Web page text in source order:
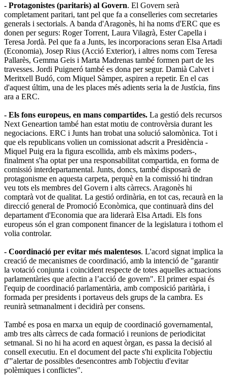
- Protagonistes (paritaris) al Govern. El Govern serà
completament paritari, tant pel que fa a conselleries com secretaries
generals i sectorials. A banda d'Aragonès, hi ha noms d'ERC que es
donen per segurs: Roger Torrent, Laura Vilagrà, Ester Capella i
Teresa Jordà. Pel que fa a Junts, les incorporacions seran Elsa Artadi
(Economia), Josep Rius (Acció Exterior), i altres noms com Teresa
Pallarès, Gemma Geis i Marta Madrenas també formen part de les
travesses. Jordi Puigneró també es dona per segur. Damià Calvet i
Meritxell Budó, com Miquel Sàmper, aspiren a repetir. En el cas
d'aquest últim, una de les places més adients seria la de Justícia, fins
ara a ERC.
- Els fons europeus, en mans compartides. La gestió dels recursos
Next Geneartion també han estat motiu de controvèrsia durant les
negociacions. ERC i Junts han trobat una solució salomònica. Tot i
que els republicans volien un comissionat adscrit a Presidència -
Miquel Puig era la figura escollida, amb els màxims poders-,
finalment s'ha optat per una responsabilitat compartida, en forma de
comissió interdepartamental. Junts, doncs, també disposarà de
protagonisme en aquesta carpeta, perquè en la comissió hi tindran
veu tots els membres del Govern i alts càrrecs. Aragonès hi
comptarà vot de qualitat. La gestió ordinària, en tot cas, recaurà en la
direcció general de Promoció Econòmica, que continuarà dins del
departament d'Economia que ara liderarà Elsa Artadi. Els fons
europeus són el gran component financer de la legislatura i tothom el
volia controlar.
- Coordinació per evitar més malentesos. L'acord signat implica la
creació de mecanismes de coordinació, amb la intenció de "garantir
la votació conjunta i coincident respecte de totes aquelles actuacions
parlamentàries que afectin a l’acció de govern". El primer espai és
l'equip de coordinació parlamentària, amb composició paritària, i
formada per presidents i portaveus dels grups de la cambra. Es
reunirà setmanalment i decidirà per consens.
També es posa en marxa un equip de coordinació governamental,
amb tres alts càrrecs de cada formació i reunions de periodicitat
setmanal. Si no hi ha acord en aquest òrgan, es passa la decisió al
consell executiu. En el document del pacte s'hi explicita l'objectiu
d'"alertar de possibles desencontres amb l'objectiu d'evitar
polèmiques i conflictes".